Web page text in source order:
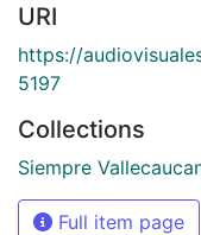
URI
https://
5197
Collections
Siempre
Full item page